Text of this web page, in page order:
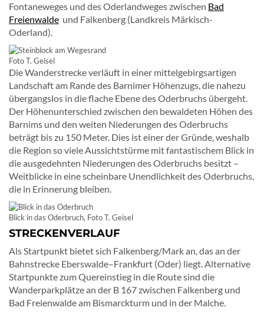
Fontaneweges und des Oderlandweges zwischen Bad
Freienwalde und Falkenberg (Landkreis Märkisch-
Oderland).
Foto T. Geisel
Die Wanderstrecke verläuft in einer mittelgebirgsartigen
Landschaft am Rande des Barnimer Höhenzugs, die nahezu
übergangslos in die flache Ebene des Oderbruchs übergeht.
Der Höhenunterschied zwischen den bewaldeten Höhen des
Barnims und den weiten Niederungen des Oderbruchs
beträgt bis zu 150 Meter. Dies ist einer der Gründe, weshalb
die Region so viele Aussichtstürme mit fantastischem Blick in
die ausgedehnten Niederungen des Oderbruchs besitzt –
Weitblicke in eine scheinbare Unendlichkeit des Oderbruchs,
die in Erinnerung bleiben.
Blick in das Oderbruch, Foto T. Geisel
STRECKENVERLAUF
Als Startpunkt bietet sich Falkenberg/Mark an, das an der
Bahnstrecke Eberswalde–Frankfurt (Oder) liegt. Alternative
Startpunkte zum Quereinstieg in die Route sind die
Wanderparkplätze an der B 167 zwischen Falkenberg und
Bad Freienwalde am Bismarckturm und in der Malche.